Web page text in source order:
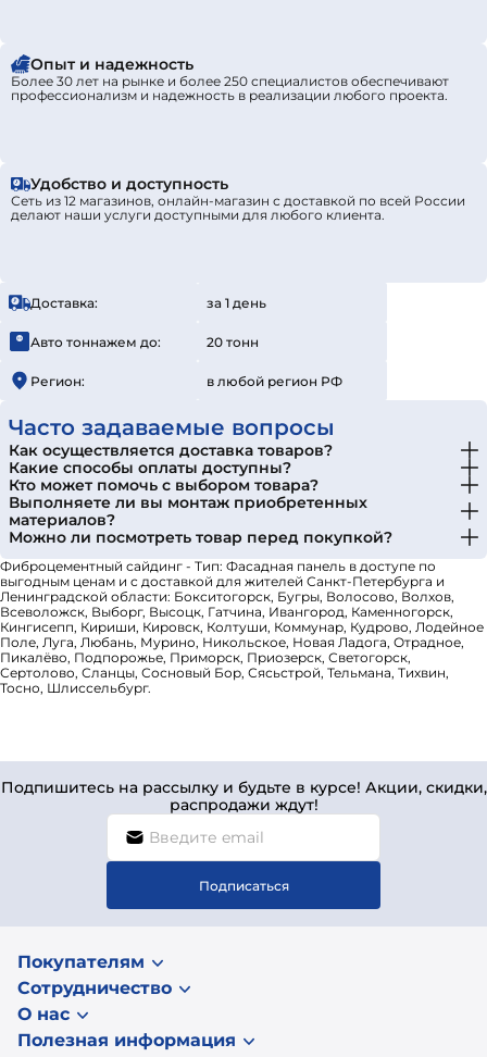
Опыт и надежность
Более 30 лет на рынке и более 250 специалистов обеспечивают
профессионализм и надежность в реализации любого проекта.
Удобство и доступность
Сеть из 12 магазинов, онлайн-магазин с доставкой по всей России
делают наши услуги доступными для любого клиента.
Доставка: за 1 день
Авто тоннажем до: 20 тонн
Регион: в любой регион РФ
Часто задаваемые вопросы
Как осуществляется доставка товаров?
Какие способы оплаты доступны?
Кто может помочь с выбором товара?
Выполняете ли вы монтаж приобретенных
материалов?
Можно ли посмотреть товар перед покупкой?
Фиброцементный сайдинг - Тип: Фасадная панель в доступе по
выгодным ценам и с доставкой для жителей Санкт-Петербурга и
Ленинградской области: Бокситогорск, Бугры, Волосово, Волхов,
Всеволожск, Выборг, Высоцк, Гатчина, Ивангород, Каменногорск,
Кингисепп, Кириши, Кировск, Колтуши, Коммунар, Кудрово, Лодейное
Поле, Луга, Любань, Мурино, Никольское, Новая Ладога, Отрадное,
Пикалёво, Подпорожье, Приморск, Приозерск, Светогорск,
Сертолово, Сланцы, Сосновый Бор, Сясьстрой, Тельмана, Тихвин,
Тосно, Шлиссельбург.
Подпишитесь на рассылку и будьте в курсе! Акции, скидки,
распродажи ждут!
Подписаться
Покупателям
Сотрудничество
О нас
Полезная информация